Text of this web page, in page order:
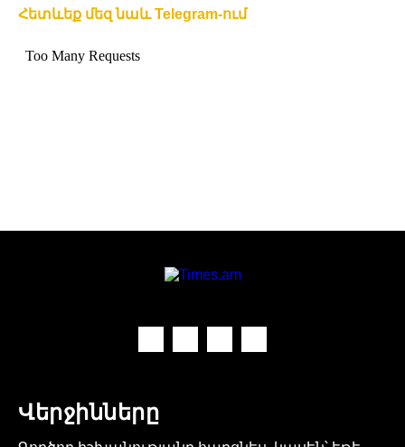
Հետևեք մեզ նաև Telegram-ում
Վերջինները